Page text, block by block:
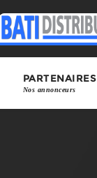
PARTENAIRES
Nos annonceurs